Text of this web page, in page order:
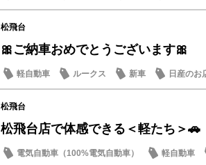
松飛台
🎀ご納車おめでとうございます🎀
軽自動車 ルークス 新車 日産のお
松飛台
松飛台店で体感できる＜軽たち＞🚗
電気自動車（100%電気自動車）
軽自動車